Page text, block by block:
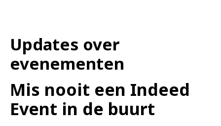
Updates over
evenementen
Mis nooit een Indeed
Event in de buurt